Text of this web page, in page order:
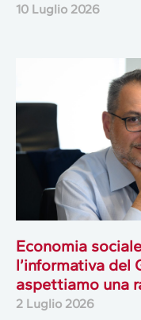
10 Luglio 2026
Economia
l’informativa del
aspettiamo una
2 Luglio 2026